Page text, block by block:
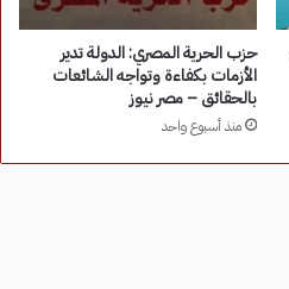
حزب الحرية المصري: الدولة تدير
الأزمات بكفاءة وتواجه الشائعات
بالحقائق – مصر نيوز
منذ أسبوع واحد